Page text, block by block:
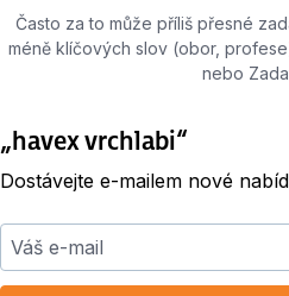
Často za to může příliš přesné
méně klíčových slov (obor,
nebo
„havex vrchlabi“
Dostávejte e-mailem nové
Váš e-mail